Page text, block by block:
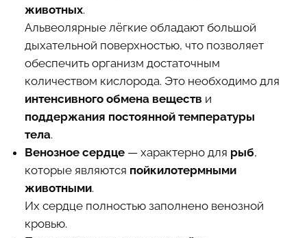
животных.
Альвеолярные лёгкие обладают большой
дыхательной поверхностью, что позволяет
обеспечить организм достаточным
количеством кислорода. Это необходимо для
интенсивного обмена веществ и
поддержания постоянной температуры
тела.
Венозное сердце— характерно для рыб,
которые являются пойкилотермными
животными.
Их сердце полностью заполнено венозной
кровью.